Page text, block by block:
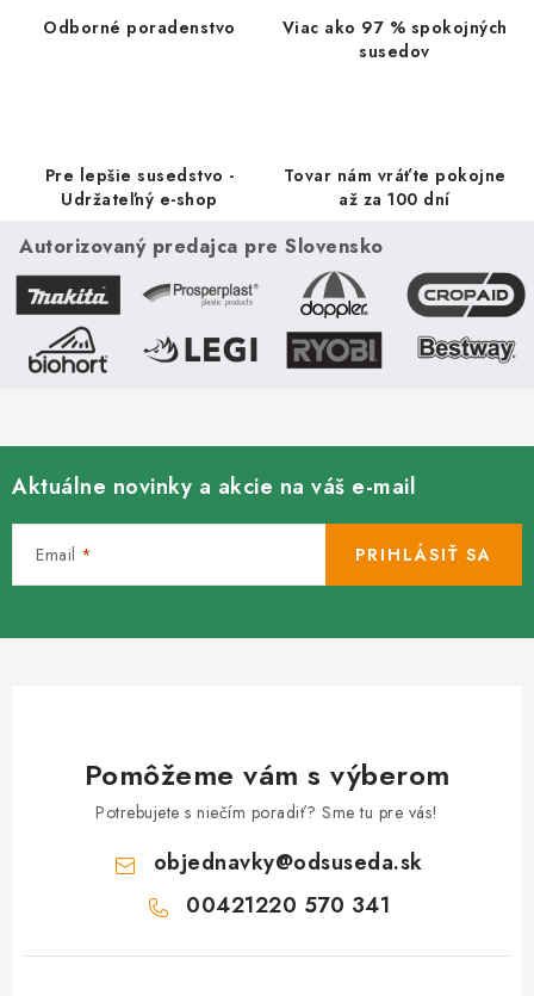
k
y
u
Odborné poradenstvo
Viac ako 97 % spokojných
susedov
Pre lepšie susedstvo -
Udržateľný e-shop
Tovar nám vráťte pokojne
až za 100 dní
Autorizovaný predajca pre Slovensko
Aktuálne novinky a akcie na váš e-mail
Email PRIHLÁSIŤ SA
Pomôžeme vám s výberom
Potrebujete s niečím poradiť? Sme tu pre vás!
objednavky@odsuseda.sk
00421220 570 341